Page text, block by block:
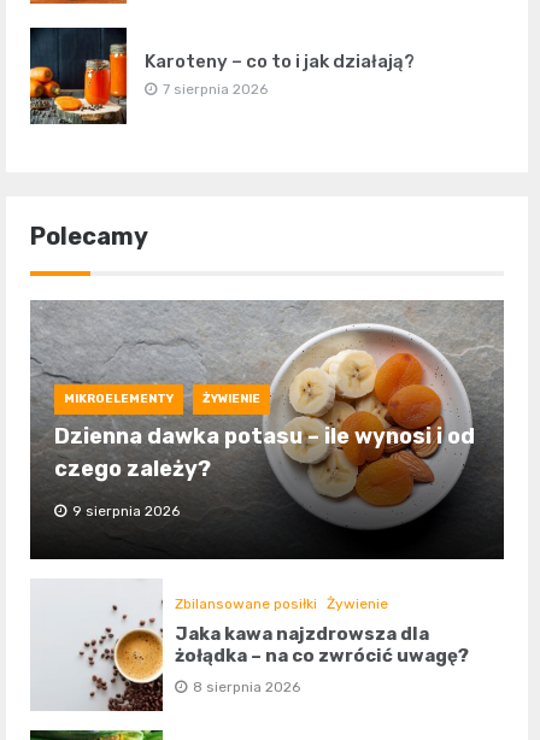
Karoteny – co to i jak działają?
7 sierpnia 2026
Polecamy
MIKROELEMENTY ŻYWIENIE
Dzienna dawka potasu – ile wynosi i od
czego zależy?
9 sierpnia 2026
Zbilansowane posiłki Żywienie
Jaka kawa najzdrowsza dla
żołądka – na co zwrócić uwagę?
8 sierpnia 2026